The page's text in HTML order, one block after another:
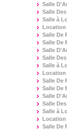
Salle
Salle
Salle à
Location
Salle De
Salle De
Salle
Salle
Salle à
Location
Salle De
Salle De
Salle
Salle
Salle à
Location
Salle De